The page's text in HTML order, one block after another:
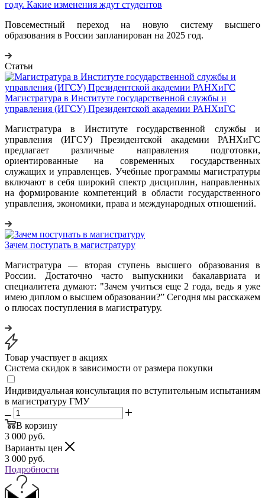
году. Какие изменения ждут студентов
Повсеместный переход на новую систему высшего
образования в России запланирован на 2025 год.
Статьи
Магистратура в Институте государственной службы и
управления (ИГСУ) Президентской академии РАНХиГС
Магистратура в Институте государственной службы и
управления (ИГСУ) Президентской академии РАНХиГС
предлагает различные направления подготовки,
ориентированные на современных государственных
служащих и управленцев. Учебные программы магистратуры
включают в себя широкий спектр дисциплин, направленных
на формирование компетенций в области государственного
управления, экономики, права и международных отношений.
Зачем поступать в магистратуру
Магистратура — вторая ступень высшего образования в
России. Достаточно часто выпускники бакалавриата и
специалитета думают: "Зачем учиться еще 2 года, ведь я уже
имею диплом о высшем образовании?” Сегодня мы расскажем
о плюсах поступления в магистратуру.
Товар участвует в акциях
Система скидок в зависимости от размера покупки
Индивидуальная консультация по вступительным испытаниям
в магистратуру ГМУ
В корзину
3 000 руб.
Варианты цен
3 000 руб.
Подробности